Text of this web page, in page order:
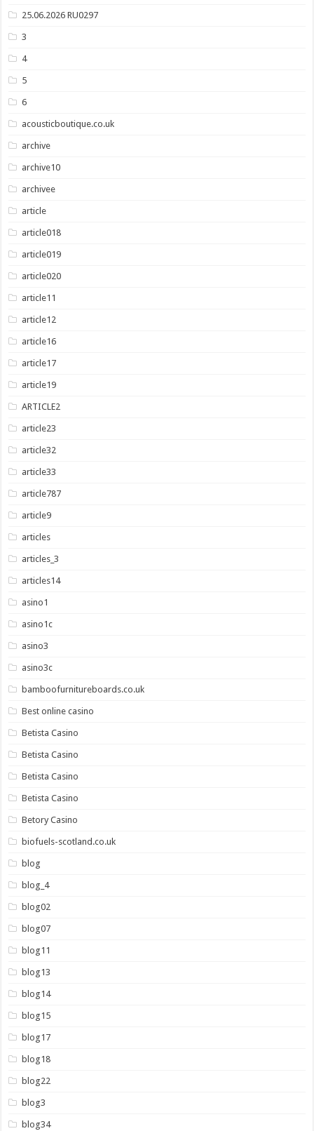
25.06.2026 RU0297
3
4
5
6
acousticboutique.co.uk
archive
archive10
archivee
article
article018
article019
article020
article11
article12
article16
article17
article19
ARTICLE2
article23
article32
article33
article787
article9
articles
articles_3
articles14
asino1
asino1c
asino3
asino3c
bamboofurnitureboards.co.uk
Best online casino
Betista Casino
Betista Casino
Betista Casino
Betista Casino
Betory Casino
biofuels-scotland.co.uk
blog
blog_4
blog02
blog07
blog11
blog13
blog14
blog15
blog17
blog18
blog22
blog3
blog34